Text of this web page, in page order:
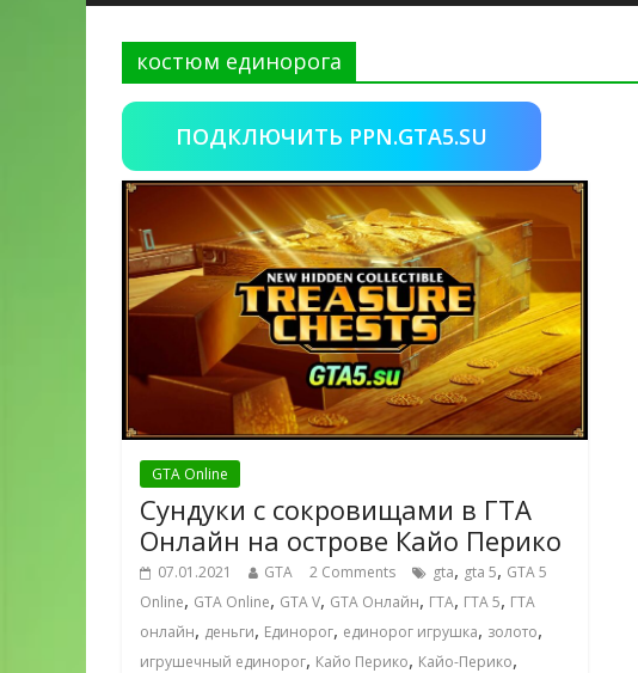
костюм единорога
ПОДКЛЮЧИТЬ PPN.GTA5.SU
GTA Online
Сундуки с сокровищами в ГТА
Онлайн на острове Кайо Перико
07.01.2021 GTA 2 Comments gta, gta 5, GTA 5
Online, GTA Online, GTA V, GTA Онлайн, ГТА, ГТА 5, ГТА
онлайн, деньги, Единорог, единорог игрушка, золото,
игрушечный единорог, Кайо Перико, Кайо-Перико,